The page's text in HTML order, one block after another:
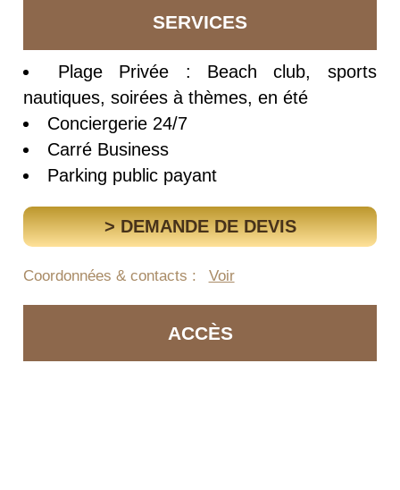
SERVICES
Plage Privée : Beach club, sports
nautiques, soirées à thèmes, en été
Conciergerie 24/7
Carré Business
Parking public payant
> DEMANDE DE DEVIS
Coordonnées & contacts : Voir
ACCÈS